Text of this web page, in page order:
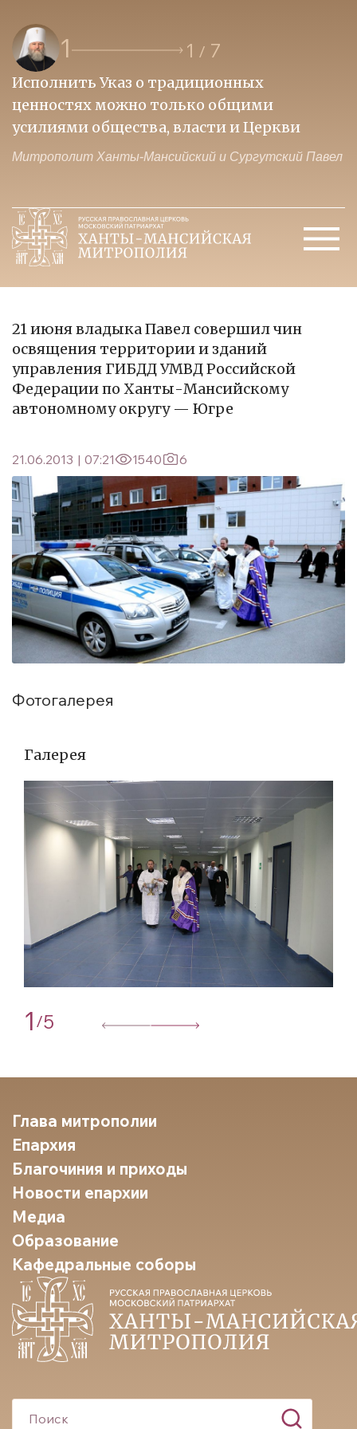
1 1 / 7
Исполнить Указ о традиционных
ценностях можно только общими
усилиями общества, власти и Церкви
Митрополит Ханты-Мансийский и Сургутский Павел
21 июня владыка Павел совершил чин
освящения территории и зданий
управления ГИБДД УМВД Российской
Федерации по Ханты-Мансийскому
автономному округу — Югре
21.06.2013 | 07:21 1540 6
Фотогалерея
Галерея
1 /5
Глава митрополии
Епархия
Благочиния и приходы
Новости епархии
Медиа
Образование
Кафедральные соборы